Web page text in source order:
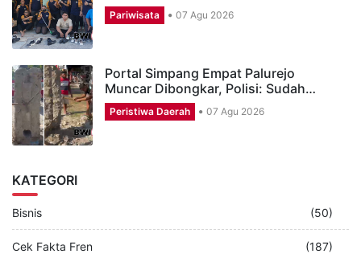
Pariwisata 07 Agu 2026
Portal Simpang Empat Palurejo
Muncar Dibongkar, Polisi: Sudah…
Peristiwa Daerah 07 Agu 2026
KATEGORI
Bisnis (50)
Cek Fakta Fren (187)